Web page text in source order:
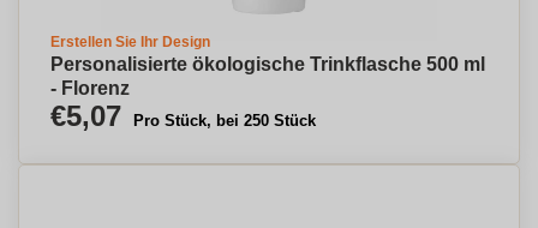
Erstellen Sie Ihr Design
Personalisierte ökologische Trinkflasche 500 ml
- Florenz
€5,07 Pro Stück, bei 250 Stück